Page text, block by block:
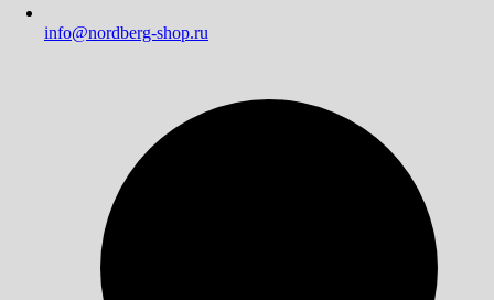
info@nordberg-shop.ru